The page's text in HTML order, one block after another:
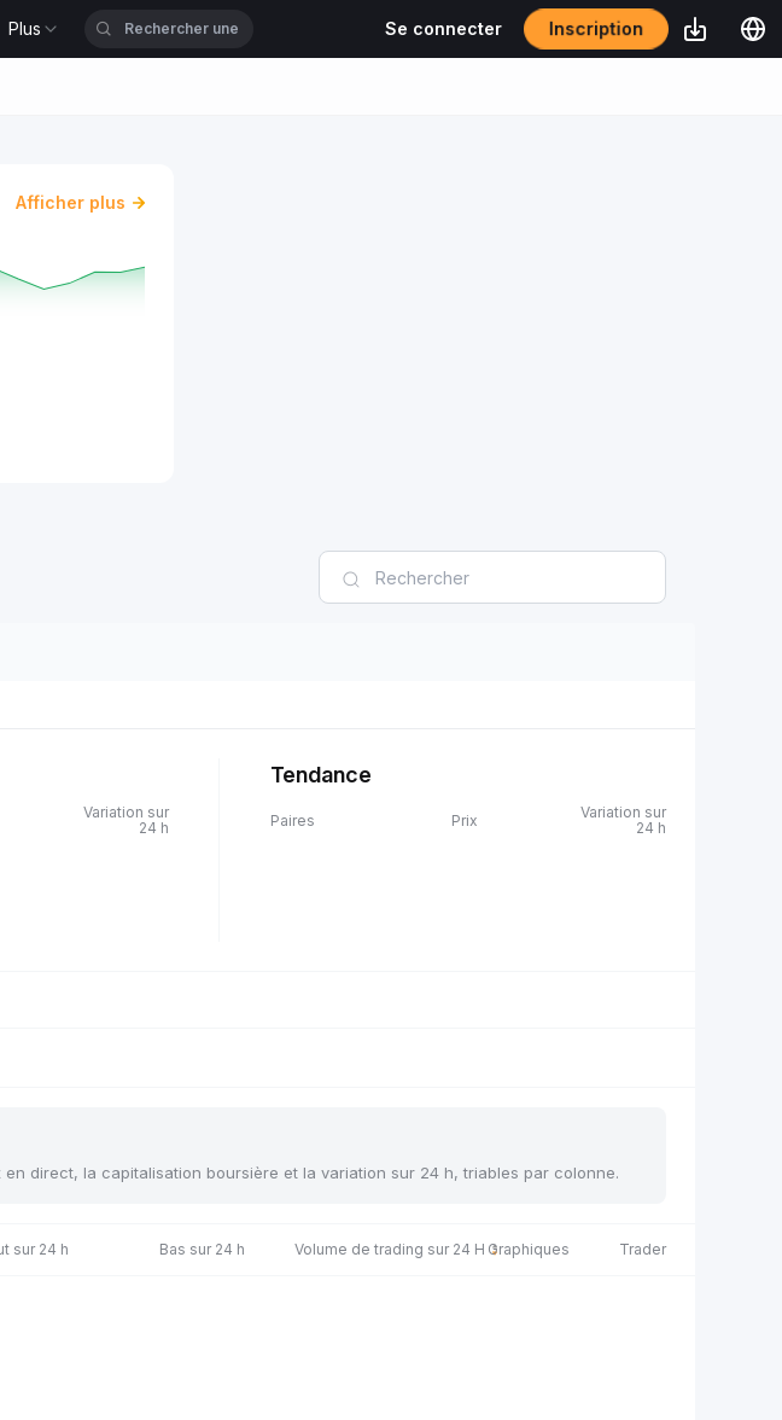
Plus Se connecter Inscription
Afficher plus
Variation sur
24 h
Tendance
Paires Prix
Variation sur
24 h
direct, la capitalisation boursière et la variation sur 24 h, triables par colonne.
sur 24 h Bas sur 24 h Volume de trading sur 24 H Graphiques Trader